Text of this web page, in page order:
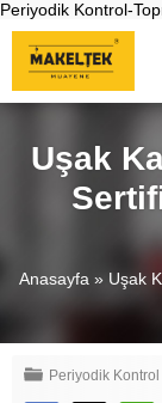
Periyodik Kontrol-
Uşak
Anasayfa » Uşak
Periyodik Kontrol